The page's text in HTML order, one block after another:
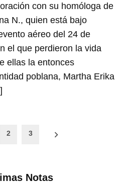
con su homóloga de
N., quien está bajo
aéreo del 24 de
el que perdieron la vida
ellas la entonces
poblana, Martha Erika
2 3
Notas